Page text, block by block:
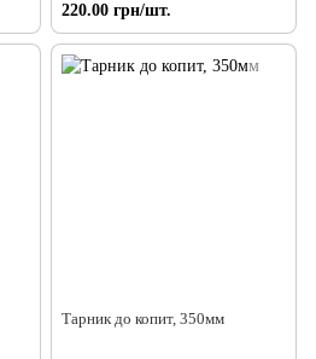
220.00 грн/шт.
Тарник до копит, 350мм